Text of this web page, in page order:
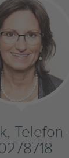
Telefon